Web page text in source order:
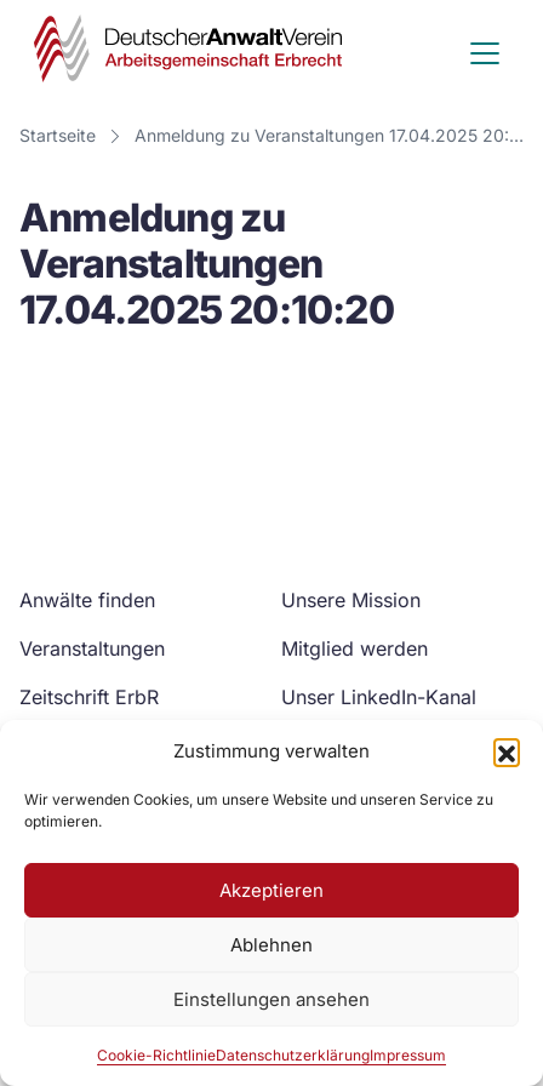
Zustimmung verwalten
Wir verwenden Cookies, um unsere Website und unseren Service zu
optimieren.
Akzeptieren
Ablehnen
Einstellungen ansehen
Cookie-RichtlinieDatenschutzerklärungImpressum
Deutscher
Anwalt
Verein
Startseite Anmeldung zu Veranstaltungen 17.04.2025 20:10:20
Anmeldung zu
Veranstaltungen
17.04.2025 20:10:20
Anwälte finden
Veranstaltungen
Zeitschrift ErbR
Unsere Mission
Mitglied werden
Unser LinkedIn-Kanal
Unser YouTube-Kanal
Zur DAV Webseite